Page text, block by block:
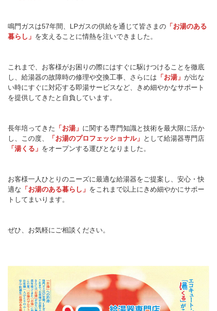
鳴門ガスは57年間、LPガスの供給を通じて皆さまの 「お湯のある
暮らし」 を支えることに情熱を注いできました。
これまで、お客様がお困りの際にはすぐに駆けつけることを徹底
し、給湯器の故障時の修理や交換工事、さらには 「お湯」 が出な
い時にすぐに対応する即湯サービスなど、きめ細やかなサポート
を提供してきたと自負しています。
長年培ってきた 「お湯」 に関する専門知識と技術を最大限に活か
し、この度、
「お湯のプロフェッショナル」 として給湯器専門店
「湯くる」 をオープンする運びとなりました。
お客様一人ひとりのニーズに最適な給湯器をご提案し、安心・快
適な 「お湯のある暮らし」 をこれまで以上にきめ細やかにサポー
トしてまいります。
ぜひ、お気軽にご相談ください。